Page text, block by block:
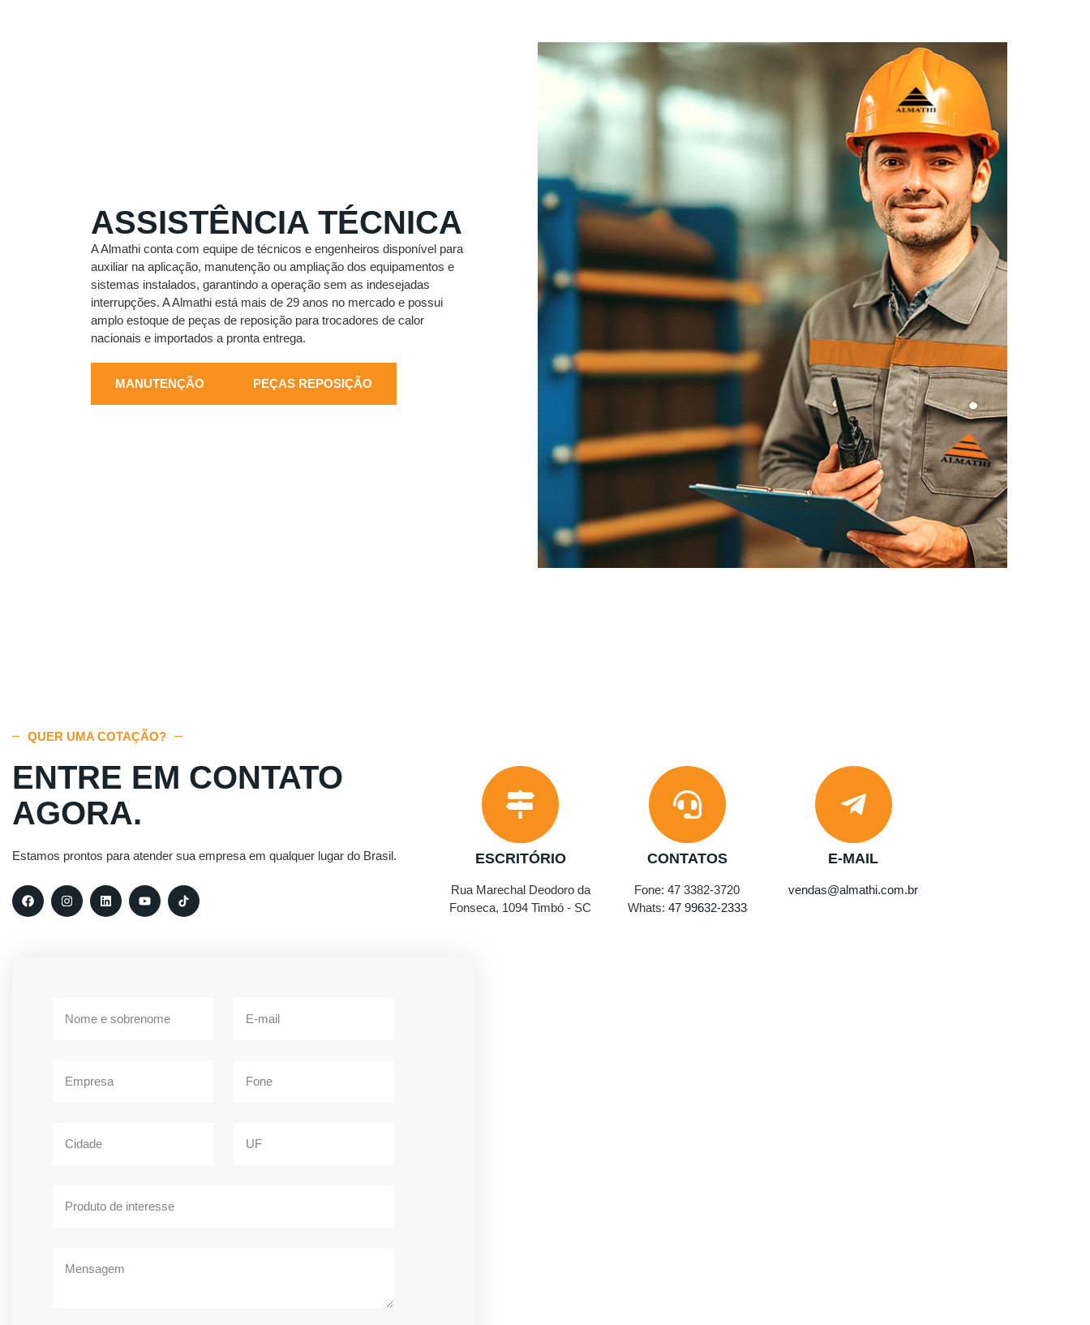
ASSISTÊNCIA TÉCNICA
A Almathi conta com equipe de técnicos e engenheiros disponível para
auxiliar na aplicação, manutenção ou ampliação dos equipamentos e
sistemas instalados, garantindo a operação sem as indesejadas
interrupções. A Almathi está mais de 29 anos no mercado e possui
amplo estoque de peças de reposição para trocadores de calor
nacionais e importados a pronta entrega.
MANUTENÇÃO PEÇAS REPOSIÇÃO
QUER UMA COTAÇÃO?
ENTRE EM CONTATO
AGORA.
Estamos prontos para atender sua empresa em qualquer lugar do Brasil. ESCRITÓRIO
Rua Marechal Deodoro da
Fonseca, 1094 Timbó - SC
CONTATOS
Fone: 47 3382-3720
Whats: 47 99632-2333
E-MAIL
vendas@almathi.com.br